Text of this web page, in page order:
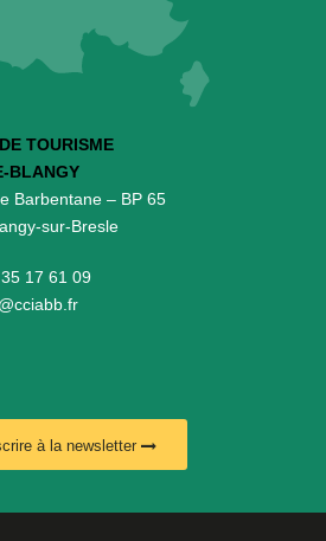
TOURISME
BLANGY
Barbentane – BP 65
sur-Bresle
17 61 09
à la newsletter